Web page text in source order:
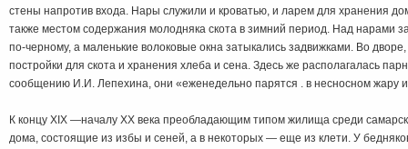
стены напротив входа. Нары служили и кроватью, и ларем для хранения
также местом содержания молодняка скота в зимний период. Над нарами
по-черному, а маленькие волоковые окна затыкались задвижками. Во
постройки для скота и хранения хлеба и сена. Здесь же располагалась
сообщению И.И. Лепехина, они «еженедельно парятся . в несносном жару и
К концу XIX —началу XX века преобладающим типом жилища среди
дома, состоящие из избы и сеней, а в некоторых — еще из клети. У